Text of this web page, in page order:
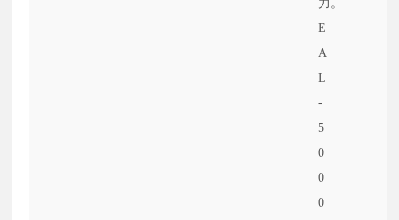
力。
E
A
L
-
5
0
0
0